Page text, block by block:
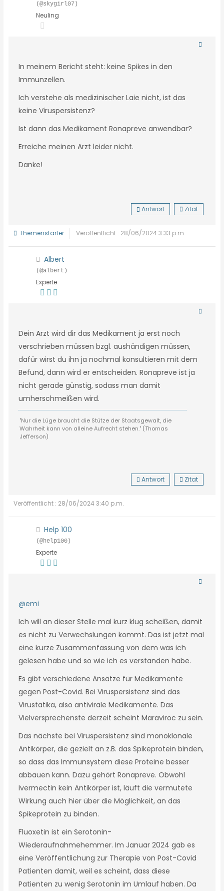
(@skygirl07)
Neuling
In meinem Bericht steht: keine Spikes in den
Immunzellen.
Ich verstehe als medizinischer Laie nicht, ist das
keine Viruspersistenz?
Ist dann das Medikament Ronapreve anwendbar?
Erreiche meinen Arzt leider nicht.
Danke!
Antwort Zitat
Themenstarter Veröffentlicht : 28/06/2024 3:33 p.m.
Albert
(@albert)
Experte
Dein Arzt wird dir das Medikament ja erst noch
verschrieben müssen bzgl. aushändigen müssen,
dafür wirst du ihn ja nochmal konsultieren mit dem
Befund, dann wird er entscheiden. Ronapreve ist ja
nicht gerade günstig, sodass man damit
umherschmeißen wird.
"Nur die Lüge braucht die Stütze der Staatsgewalt, die
Wahrheit kann von alleine Aufrecht stehen." (Thomas
Jefferson)
Antwort Zitat
Veröffentlicht : 28/06/2024 3:40 p.m.
Help 100
(@help100)
Experte
@emi
Ich will an dieser Stelle mal kurz klug scheißen, damit
es nicht zu Verwechslungen kommt. Das ist jetzt mal
eine kurze Zusammenfassung von dem was ich
gelesen habe und so wie ich es verstanden habe.
Es gibt verschiedene Ansätze für Medikamente
gegen Post-Covid. Bei Viruspersistenz sind das
Virustatika, also antivirale Medikamente. Das
Vielversprechenste derzeit scheint Maraviroc zu sein.
Das nächste bei Viruspersistenz sind monoklonale
Antikörper, die gezielt an z.B. das Spikeprotein binden,
so dass das Immunsystem diese Proteine besser
abbauen kann. Dazu gehört Ronapreve. Obwohl
Ivermectin kein Antikörper ist, läuft die vermutete
Wirkung auch hier über die Möglichkeit, an das
Spikeprotein zu binden.
Fluoxetin ist ein Serotonin-
Wiederaufnahmehemmer. Im Januar 2024 gab es
eine Veröffentlichung zur Therapie von Post-Covid
Patienten damit, weil es scheint, dass diese
Patienten zu wenig Serotonin im Umlauf haben. Da